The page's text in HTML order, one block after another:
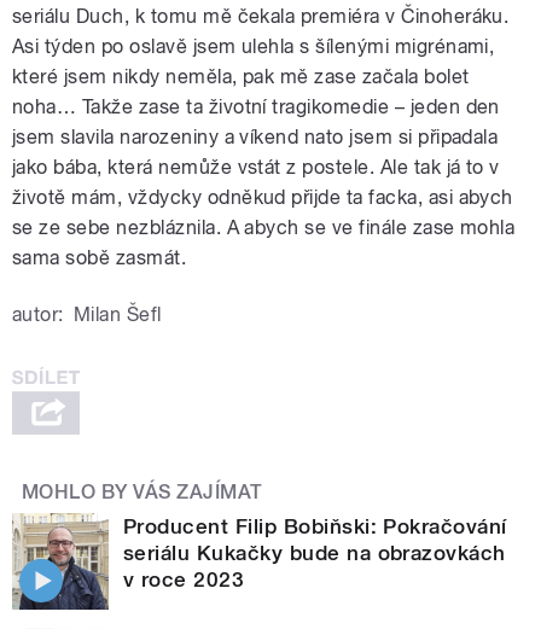
seriálu Duch, k tomu mě čekala premiéra v Činoheráku.
Asi týden po oslavě jsem ulehla s šílenými migrénami,
které jsem nikdy neměla, pak mě zase začala bolet
noha… Takže zase ta životní tragikomedie – jeden den
jsem slavila narozeniny a víkend nato jsem si připadala
jako bába, která nemůže vstát z postele. Ale tak já to v
životě mám, vždycky odněkud přijde ta facka, asi abych
se ze sebe nezbláznila. A abych se ve finále zase mohla
sama sobě zasmát.
autor: Milan Šefl
MOHLO BY VÁS ZAJÍMAT
Producent Filip Bobiňski: Pokračování
seriálu Kukačky bude na obrazovkách
v roce 2023